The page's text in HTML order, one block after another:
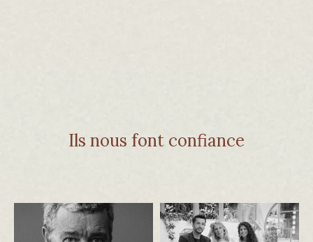
Ils nous font confiance